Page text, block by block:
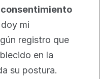
mi
registro que
en la
su postura.